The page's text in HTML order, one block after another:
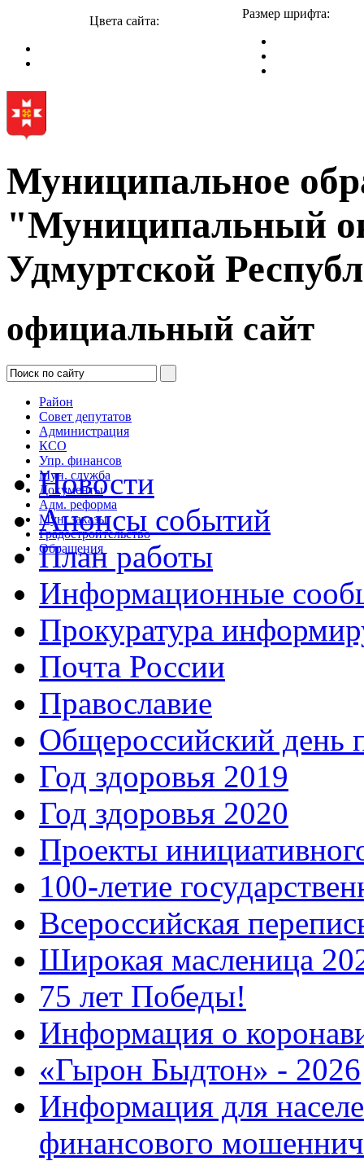
Цвета сайта:
Размер шрифта:
Муниципальное
"Муниципальный
Удмуртской
официальный сайт
Район
Совет депутатов
Администрация
КСО
Упр. финансов
Мун. служба
Документы
Адм. реформа
Мун. заказы
Градостроительство
Обращения
Новости
Анонсы событий
План работы
Информационные
Прокуратура
Почта России
Православие
Общероссийский день
Год здоровья 2019
Год здоровья 2020
Проекты
100-летие
Всероссийская
Широкая масленица
75 лет Победы!
Информация о
«Гырон Быдтон» - 2026
Информация для
финансового